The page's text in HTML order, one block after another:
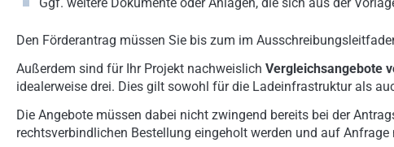
Den Förderantrag müssen Sie bis zum im
Außerdem sind für Ihr Projekt nachweislich Vergleichsangebote
idealerweise drei. Dies gilt sowohl für die Ladeinfrastruktur als
Die Angebote müssen dabei nicht zwingend bereits bei der
rechtsverbindlichen Bestellung eingeholt werden und auf Anfrage